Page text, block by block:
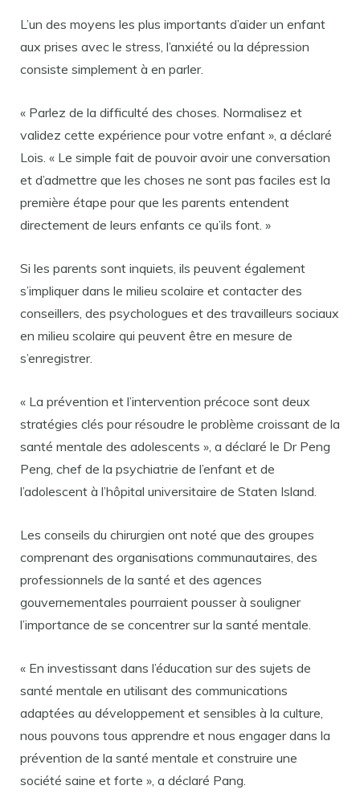
L’un des moyens les plus importants d’aider un enfant
aux prises avec le stress, l’anxiété ou la dépression
consiste simplement à en parler.
« Parlez de la difficulté des choses. Normalisez et
validez cette expérience pour votre enfant », a déclaré
Lois. « Le simple fait de pouvoir avoir une conversation
et d’admettre que les choses ne sont pas faciles est la
première étape pour que les parents entendent
directement de leurs enfants ce qu’ils font. »
Si les parents sont inquiets, ils peuvent également
s’impliquer dans le milieu scolaire et contacter des
conseillers, des psychologues et des travailleurs sociaux
en milieu scolaire qui peuvent être en mesure de
s’enregistrer.
« La prévention et l’intervention précoce sont deux
stratégies clés pour résoudre le problème croissant de la
santé mentale des adolescents », a déclaré le Dr Peng
Peng, chef de la psychiatrie de l’enfant et de
l’adolescent à l’hôpital universitaire de Staten Island.
Les conseils du chirurgien ont noté que des groupes
comprenant des organisations communautaires, des
professionnels de la santé et des agences
gouvernementales pourraient pousser à souligner
l’importance de se concentrer sur la santé mentale.
« En investissant dans l’éducation sur des sujets de
santé mentale en utilisant des communications
adaptées au développement et sensibles à la culture,
nous pouvons tous apprendre et nous engager dans la
prévention de la santé mentale et construire une
société saine et forte », a déclaré Pang.